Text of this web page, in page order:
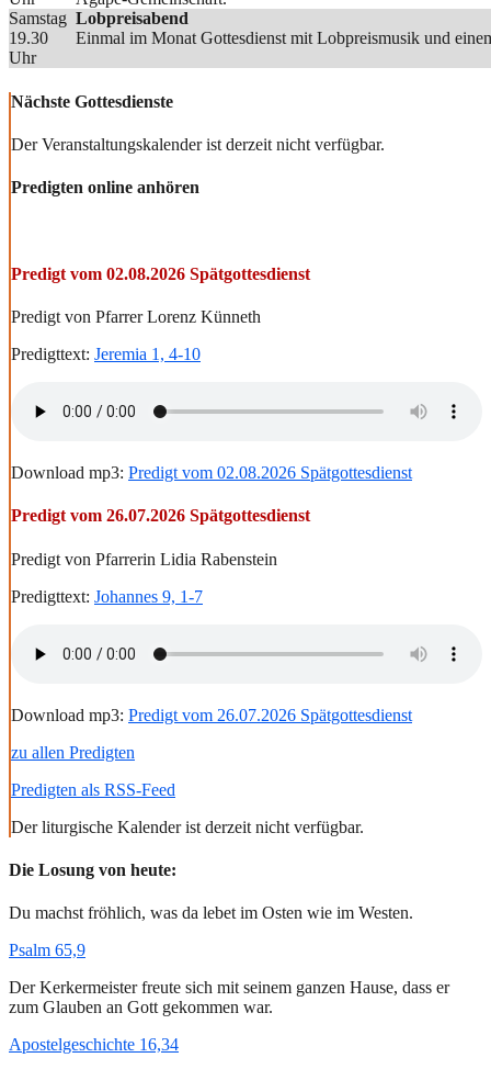
Samstag
19.30
Uhr
Lobpreisabend
Einmal im Monat Gottesdienst mit Lobpreismusik und
Nächste Gottesdienste
Der Veranstaltungskalender ist derzeit nicht verfügbar.
Predigten online anhören
Predigt vom 02.08.2026 Spätgottesdienst
Predigt von Pfarrer Lorenz Künneth
Predigttext: Jeremia 1, 4-10
Download mp3: Predigt vom 02.08.2026 Spätgottesdienst
Predigt vom 26.07.2026 Spätgottesdienst
Predigt von Pfarrerin Lidia Rabenstein
Predigttext: Johannes 9, 1-7
Download mp3: Predigt vom 26.07.2026 Spätgottesdienst
zu allen Predigten
Predigten als RSS-Feed
Der liturgische Kalender ist derzeit nicht verfügbar.
Die Losung von heute:
Du machst fröhlich, was da lebet im Osten wie im Westen.
Psalm 65,9
Der Kerkermeister freute sich mit seinem ganzen Hause, dass er
zum Glauben an Gott gekommen war.
Apostelgeschichte 16,34